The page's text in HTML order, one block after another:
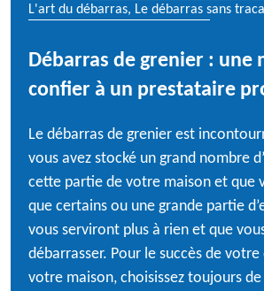
L'art du débarras, Le débarras sans
Débarras de grenier : une
confier à un prestataire
Le débarras de grenier est
vous avez stocké un grand nombre
cette partie de votre maison et que
que certains ou une grande partie
vous serviront plus à rien et que
débarrasser. Pour le succès de
votre maison, choisissez toujours